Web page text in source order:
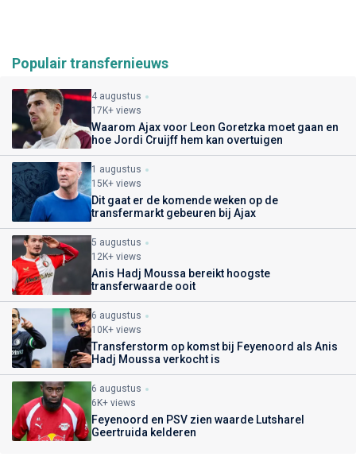
Populair transfernieuws
4 augustus
17K+ views
Waarom Ajax voor Leon Goretzka moet gaan en
hoe Jordi Cruijff hem kan overtuigen
1 augustus
15K+ views
Dit gaat er de komende weken op de
transfermarkt gebeuren bij Ajax
5 augustus
12K+ views
Anis Hadj Moussa bereikt hoogste
transferwaarde ooit
6 augustus
10K+ views
Transferstorm op komst bij Feyenoord als Anis
Hadj Moussa verkocht is
6 augustus
6K+ views
Feyenoord en PSV zien waarde Lutsharel
Geertruida kelderen